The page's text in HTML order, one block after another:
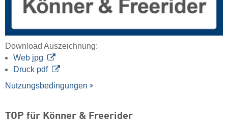
Download Auszeichnung:
Web jpg
Druck pdf
Nutzungsbedingungen
TOP für Könner & Freerider